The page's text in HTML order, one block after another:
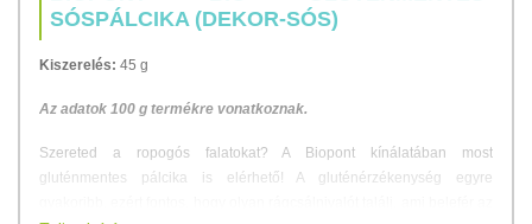
SÓSPÁLCIKA (DEKOR-SÓS)
Kiszerelés: 45 g
Az adatok 100 g termékre vonatkoznak.
Szereted a ropogós falatokat? A Biopont kínálatában most
gluténmentes pálcika is elérhető! A gluténérzékenység egyre